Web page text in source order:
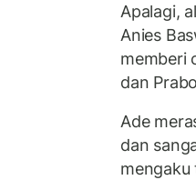
Apalagi,
Anies
memberi
dan
Ade
dan
mengaku